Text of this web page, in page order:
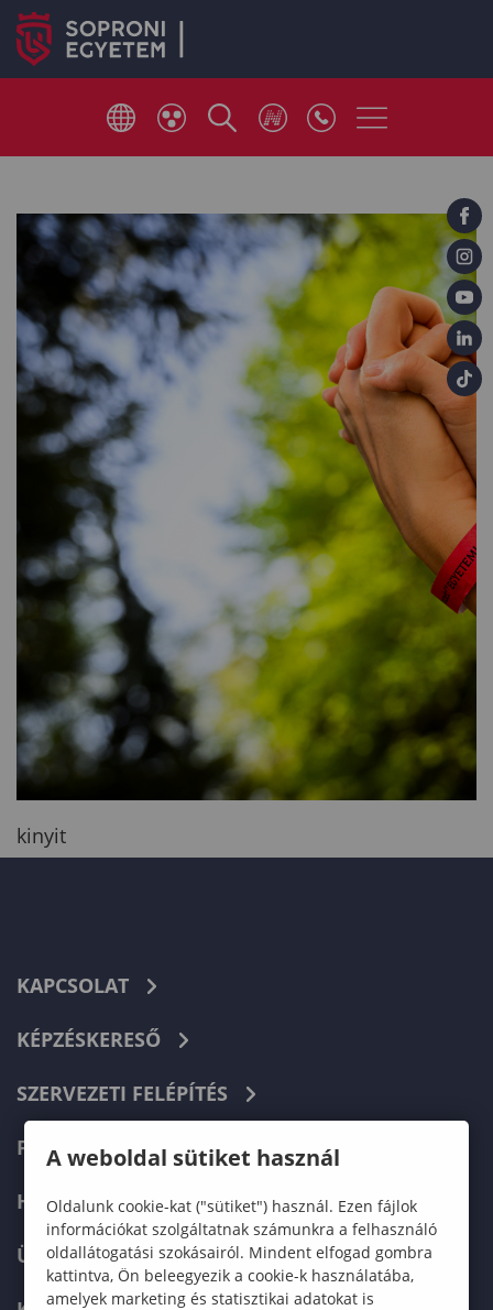
kinyit
KAPCSOLAT
KÉPZÉSKERESŐ
SZERVEZETI FELÉPÍTÉS
FELVÉTELIZŐKNEK
HALLGATÓKNAK
ÜZLETI PARTNEREKNEK
A weboldal sütiket használ
Oldalunk cookie-kat ("sütiket") használ. Ezen fájlok
információkat szolgáltatnak számunkra a felhasználó
oldallátogatási szokásairól. Mindent elfogad gombra
kattintva, Ön beleegyezik a cookie-k használatába,
amelyek marketing és statisztikai adatokat is